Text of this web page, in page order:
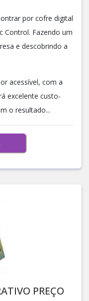
por cofre digital
Control. Fazendo um
e descobrindo a
acessível, com a
excelente custo-
o resultado...
PREÇO